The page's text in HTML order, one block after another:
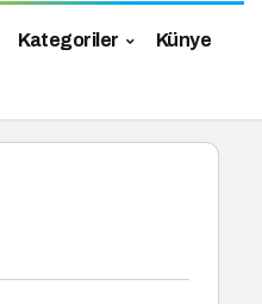
Kategoriler Künye